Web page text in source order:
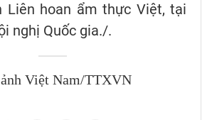
Liên hoan ẩm thực Việt, tại
nghị Quốc gia./.
Việt Nam/TTXVN